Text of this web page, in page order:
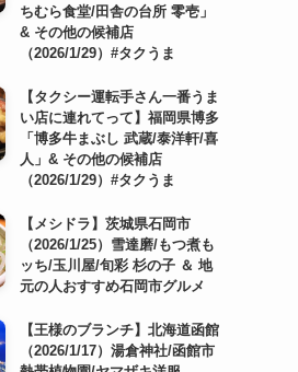
ちむら食堂/田舎の台所 零壱」
& その他の候補店
（2026/1/29）#タクうま
【タクシー運転手さん一番うま
い店に連れてって】福岡県博多
「博多牛まぶし 武蔵/泰洋軒/喜
人」& その他の候補店
（2026/1/29）#タクうま
【メシドラ】茨城県石岡市
（2026/1/25）雪達磨/もつ煮も
ッち/玉川屋/旬彩 杉の子 ＆ 地
元の人おすすめ石岡市グルメ
【王様のブランチ】北海道函館
（2026/1/17）湯倉神社/函館市